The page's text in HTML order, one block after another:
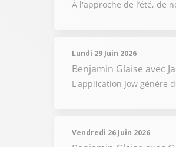
À l'approche de l’été, de
Lundi 29 Juin 2026
Benjamin Glaise avec
L'application Jow génère
Vendredi 26 Juin 2026